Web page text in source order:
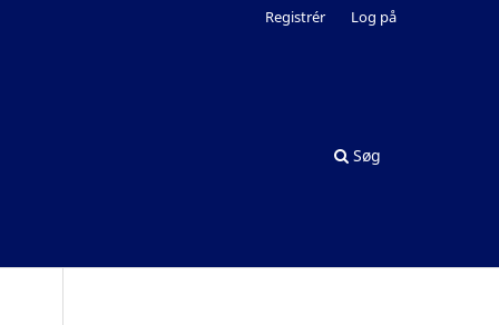
Søg
Registrér Log på